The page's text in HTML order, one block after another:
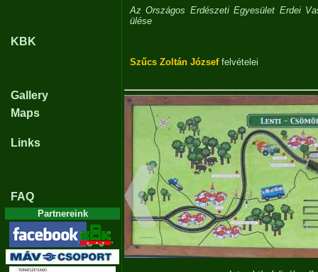
KBK
Gallery
Maps
Links
FAQ
Partnereink
Az Országos Erdészeti Egyesület Erdei
ülése
Szűcs Zoltán Józseffelvételei